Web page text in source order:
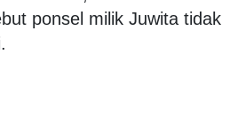
ponsel milik Juwita tidak